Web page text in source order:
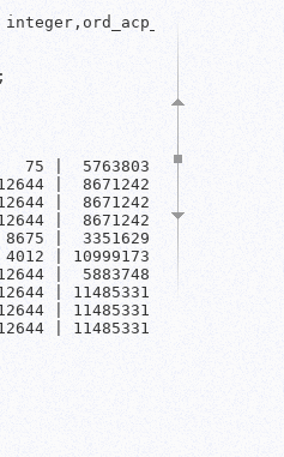
75 |  5763803
|  8671242
|  8671242
|  8671242
|  3351629
| 10999173
|  5883748
| 11485331
| 11485331
| 11485331